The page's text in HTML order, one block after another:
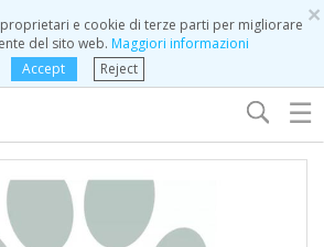
×
e cookie di terze parti per migliorare
del sito web. Maggiori informazioni
Accept
Reject
☰